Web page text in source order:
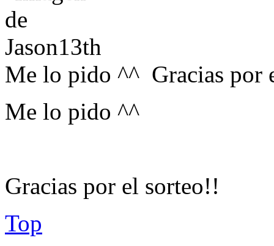
Me lo pido ^^ Gracias por
Me lo pido ^^
Gracias por el sorteo!!
Top